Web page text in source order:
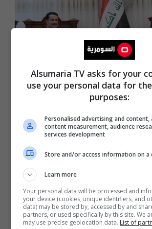
يؤكدان العمل على تشكيل
على مواجهة التحديات
Alsumaria TV asks for your
use your personal data for
purposes:
Personalised advertising and content,
content measurement, audience
services development
Store and/or access information on a
Learn more
Your personal data will be processed and
your device (cookies, unique identifiers, and
data) may be stored by, accessed by and
partners, or used specifically by this site. We
may use precise geolocation data. List of